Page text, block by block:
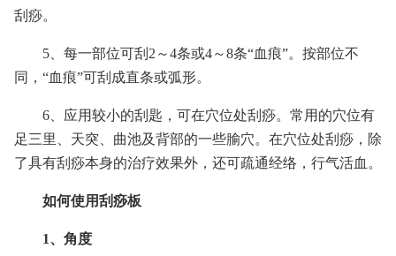
刮痧。
5、每一部位可刮2～4条或4～8条“血痕”。按部位不
同，“血痕”可刮成直条或弧形。
6、应用较小的刮匙，可在穴位处刮痧。常用的穴位有
足三里、天突、曲池及背部的一些腧穴。在穴位处刮痧，除
了具有刮痧本身的治疗效果外，还可疏通经络，行气活血。
如何使用刮痧板
1、角度